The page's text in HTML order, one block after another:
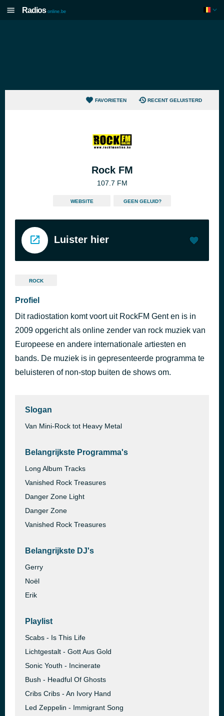
Radios online.be
FAVORIETEN RECENT GELUISTERD
Rock FM
107.7 FM
WEBSITE GEEN GELUID?
Luister hier
ROCK
Profiel
Dit radiostation komt voort uit RockFM Gent en is in
2009 opgericht als online zender van rock muziek van
Europeese en andere internationale artiesten en
bands. De muziek is in gepresenteerde programma te
beluisteren of non-stop buiten de shows om.
Slogan
Van Mini-Rock tot Heavy Metal
Belangrijkste Programma's
Long Album Tracks
Vanished Rock Treasures
Danger Zone Light
Danger Zone
Vanished Rock Treasures
Belangrijkste DJ's
Gerry
Noël
Erik
Playlist
Scabs - Is This Life
Lichtgestalt - Gott Aus Gold
Sonic Youth - Incinerate
Bush - Headful Of Ghosts
Cribs Cribs - An Ivory Hand
Led Zeppelin - Immigrant Song